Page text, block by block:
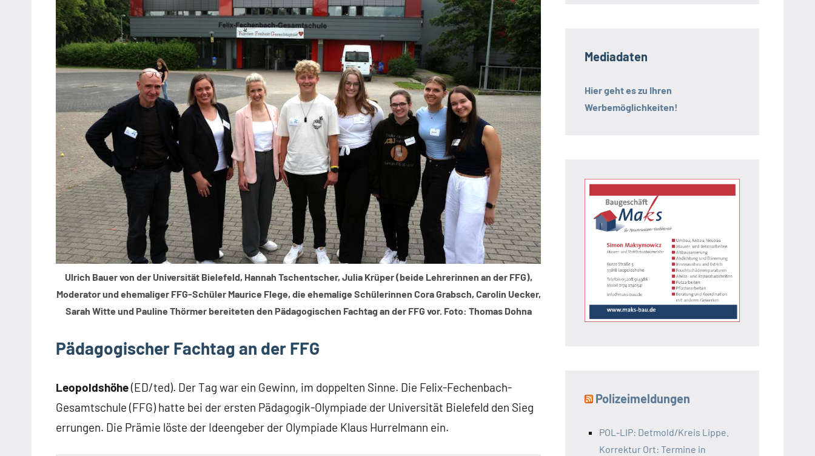
Ulrich Bauer von der Universität Bielefeld, Hannah Tschentscher, Julia Krüper (beide Lehrerinnen an der FFG),
Moderator und ehemaliger FFG-Schüler Maurice Flege, die ehemalige Schülerinnen Cora Grabsch, Carolin Uecker,
Sarah Witte und Pauline Thörmer bereiteten den Pädagogischen Fachtag an der FFG vor. Foto: Thomas Dohna
Pädagogischer Fachtag an der FFG
Leopoldshöhe(ED/ted). Der Tag war ein Gewinn, im doppelten Sinne. Die Felix-Fechenbach-
Gesamtschule (FFG) hatte bei der ersten Pädagogik-Olympiade der Universität Bielefeld den Sieg
errungen. Die Prämie löste der Ideengeber der Olympiade Klaus Hurrelmann ein.
Mediadaten
Hier geht es zu Ihren
Werbemöglichkeiten!
Polizeimeldungen
POL-LIP: Detmold/Kreis Lippe.
Korrektur Ort: Termine in